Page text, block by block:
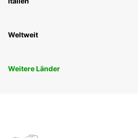
Weltweit
Weitere Länder